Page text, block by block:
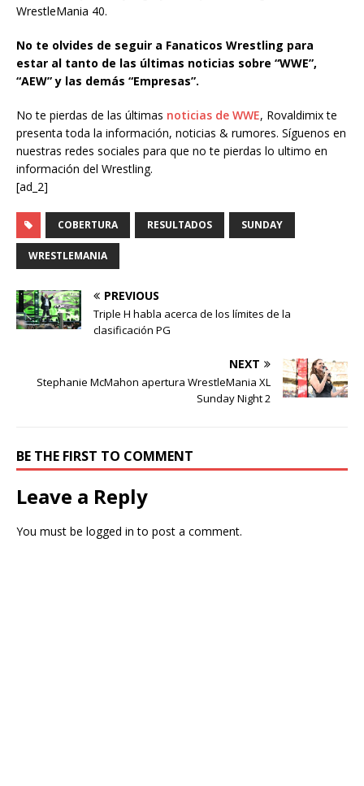
WrestleMania 40.
No te olvides de seguir a Fanaticos Wrestling para
estar al tanto de las últimas noticias sobre “WWE”,
“AEW” y las demás “Empresas”.
No te pierdas de las últimas noticias de WWE, Rovaldimix te
presenta toda la información, noticias & rumores. Síguenos en
nuestras redes sociales para que no te pierdas lo ultimo en
información del Wrestling.
[ad_2]
COBERTURA RESULTADOS SUNDAY
WRESTLEMANIA
PREVIOUS
Triple H habla acerca de los límites de la
clasificación PG
NEXT
Stephanie McMahon apertura WrestleMania XL
Sunday Night 2
BE THE FIRST TO COMMENT
Leave a Reply
You must be logged in to post a comment.